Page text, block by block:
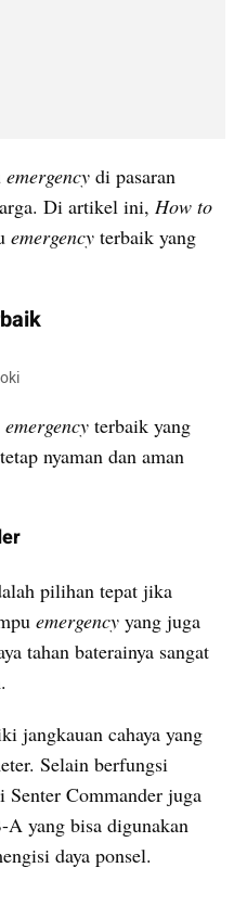
emergency di pasaran
Di artikel ini, How to
emergency terbaik yang
emergency terbaik yang
nyaman dan aman
pilihan tepat jika
emergency yang juga
tahan baterainya sangat
jangkauan cahaya yang
Selain berfungsi
Senter Commander juga
yang bisa digunakan
daya ponsel.